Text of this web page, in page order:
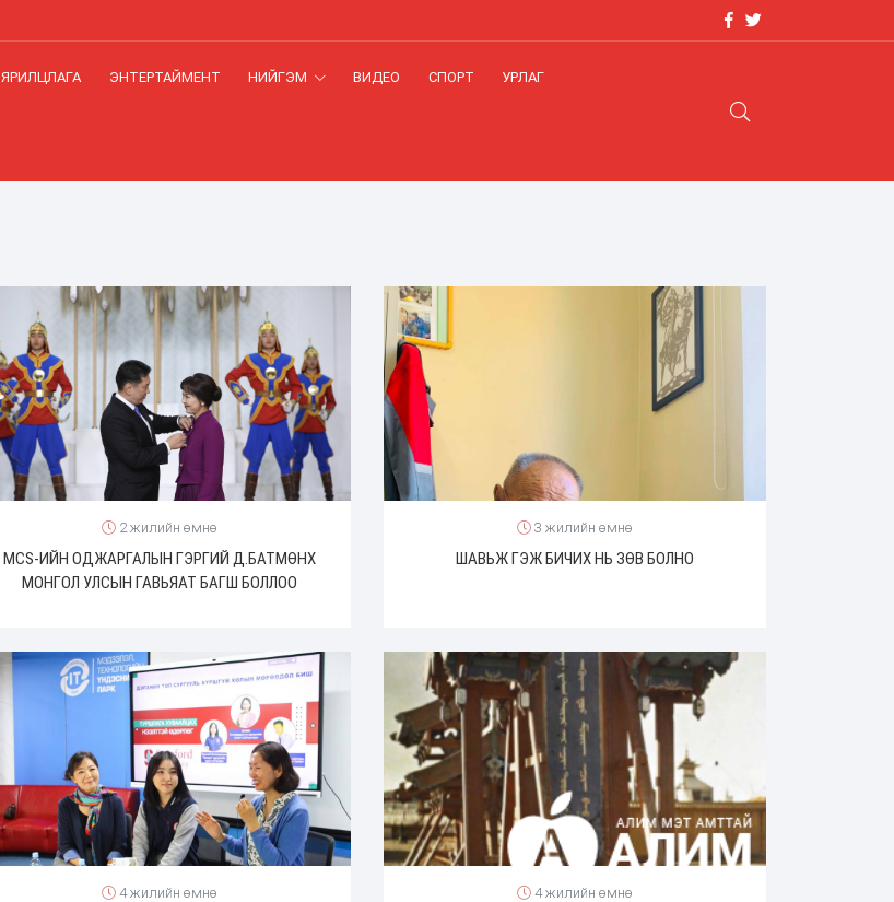
ЯРИЛЦЛАГА ЭНТЕРТАЙМЕНТ НИЙГЭМ ВИДЕО СПОРТ УРЛАГ
2 жилийн өмнө
MCS-ИЙН ОДЖАРГАЛЫН ГЭРГИЙ Д.БАТМӨНХ
МОНГОЛ УЛСЫН ГАВЬЯАТ БАГШ БОЛЛОО
3 жилийн өмнө
ШАВЬЖ ГЭЖ БИЧИХ НЬ ЗӨВ БОЛНО
4 жилийн өмнө 4 жилийн өмнө